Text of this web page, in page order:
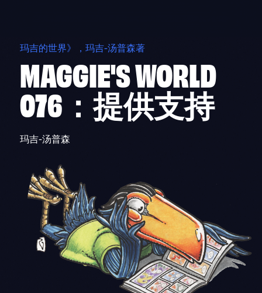
玛吉的世界》，玛吉-汤普森著
MAGGIE'S WORLD
076：提供支持
玛吉-汤普森